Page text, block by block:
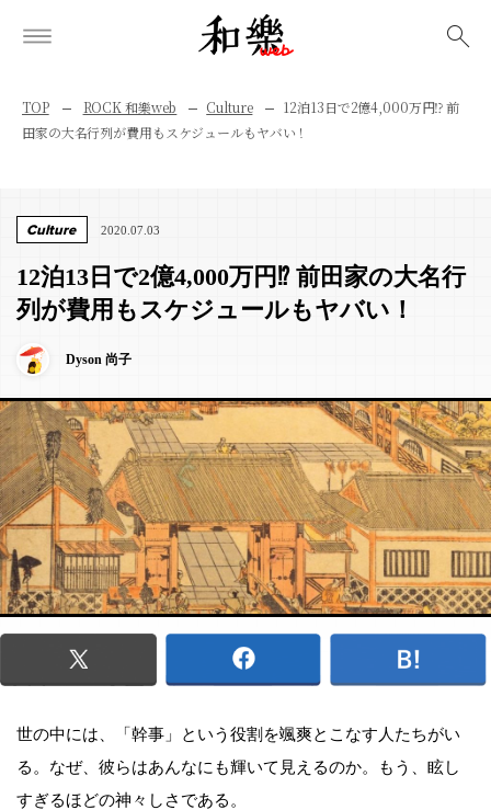
TOP ROCK 和樂web Culture
12泊13日で2億4,000万円⁉︎ 前
田家の大名行列が費用もスケジュールもヤバい！
Culture 2020.07.03
12泊13日で2億4,000万円⁉︎ 前田家の大名行
列が費用もスケジュールもヤバい！
Dyson 尚子
世の中には、「幹事」という役割を颯爽とこなす人たちがい
る。なぜ、彼らはあんなにも輝いて見えるのか。もう、眩し
すぎるほどの神々しさである。